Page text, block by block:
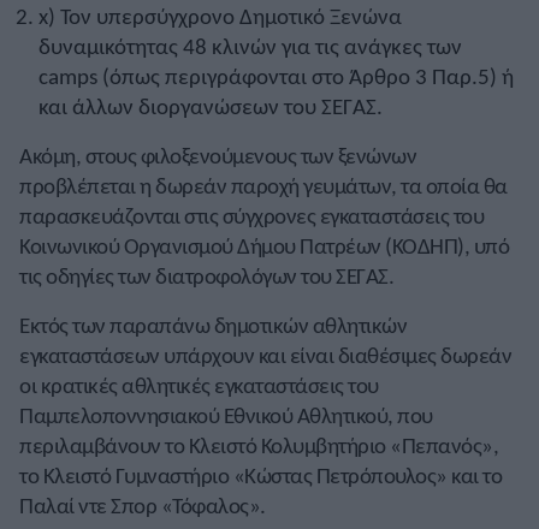
x) Τον υπερσύγχρονο Δημοτικό Ξενώνα
δυναμικότητας 48 κλινών για τις ανάγκες των
camps (όπως περιγράφονται στο Άρθρο 3 Παρ.5) ή
και άλλων διοργανώσεων του ΣΕΓΑΣ.
Ακόμη, στους φιλοξενούμενους των ξενώνων
προβλέπεται η δωρεάν παροχή γευμάτων, τα οποία θα
παρασκευάζονται στις σύγχρονες εγκαταστάσεις του
Κοινωνικού Οργανισμού Δήμου Πατρέων (ΚΟΔΗΠ), υπό
τις οδηγίες των διατροφολόγων του ΣΕΓΑΣ.
Εκτός των παραπάνω δημοτικών αθλητικών
εγκαταστάσεων υπάρχουν και είναι διαθέσιμες δωρεάν
οι κρατικές αθλητικές εγκαταστάσεις του
Παμπελοποννησιακού Εθνικού Αθλητικού, που
περιλαμβάνουν το Κλειστό Κολυμβητήριο «Πεπανός»,
το Κλειστό Γυμναστήριο «Κώστας Πετρόπουλος» και το
Παλαί ντε Σπορ «Τόφαλος».